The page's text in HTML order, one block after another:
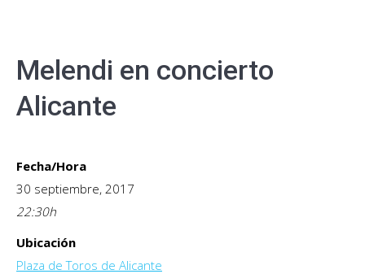
Melendi en concierto
Alicante
Fecha/Hora
30 septiembre, 2017
22:30h
Ubicación
Plaza de Toros de Alicante